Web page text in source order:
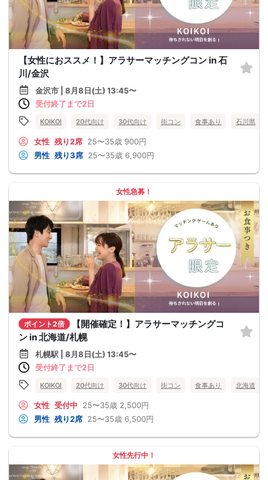
【女性におススメ！】アラサーマッチングコン in 石
川/金沢
金沢市 | 8月8日(土) 13:45〜
受付終了まで2日
KOIKOI 20代向け 30代向け 街コン 食事あり 石川県
女性 残り2席 25〜35歳 900円
男性 残り3席 25〜35歳 6,900円
女性急募！
ポイント2倍
【開催確定！】アラサーマッチングコ
ン in 北海道/札幌
札幌駅 | 8月8日(土) 13:45〜
受付終了まで2日
KOIKOI 20代向け 30代向け 街コン 食事あり 北海道
女性 受付中 25〜35歳 2,500円
男性 残り2席 25〜35歳 6,500円
女性先行中！